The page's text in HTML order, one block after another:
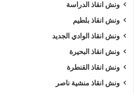
ونش انقاذ الدراسة
ونش انقاذ بلطيم
ونش انقاذ الوادي الجديد
ونش انقاذ البحيرة
ونش انقاذ القنطرة
ونش انقاذ منشية ناصر